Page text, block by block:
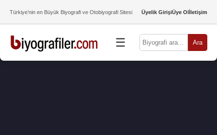
Türkiye’nin en Büyük Biyografi ve Otobiyografi Sitesi Üyelik GirişiÜye Olİletişim
☰ Ara